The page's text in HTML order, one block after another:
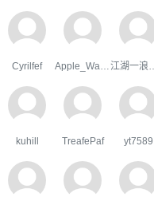
Cyrilfef
kuhill TreafePaf yt7589